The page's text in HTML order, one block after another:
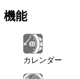
機能
カレンダー